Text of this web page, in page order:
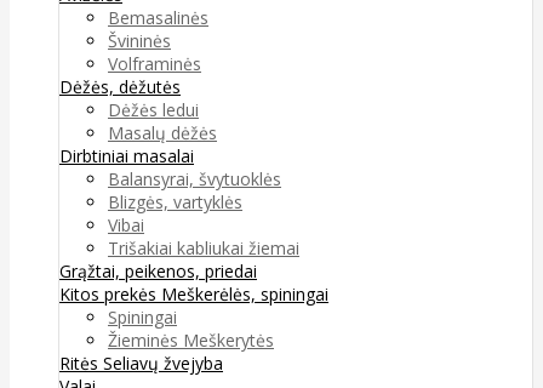
Bemasalinės
Švininės
Volframinės
Dėžės, dėžutės
Dėžės ledui
Masalų dėžės
Dirbtiniai masalai
Balansyrai, švytuoklės
Blizgės, vartyklės
Vibai
Trišakiai kabliukai žiemai
Grąžtai, peikenos, priedai
Kitos prekės Meškerėlės, spiningai
Spiningai
Žieminės Meškerytės
Ritės Seliavų žvejyba